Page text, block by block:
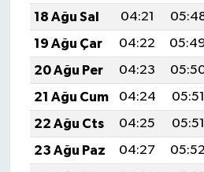
18 Ağu Sal
04:21
19 Ağu Çar
04:22
20 Ağu Per
04:23
21 Ağu Cum
04:24 05:51
22 Ağu Cts
04:25 05:51
23 Ağu Paz
04:27 05:52